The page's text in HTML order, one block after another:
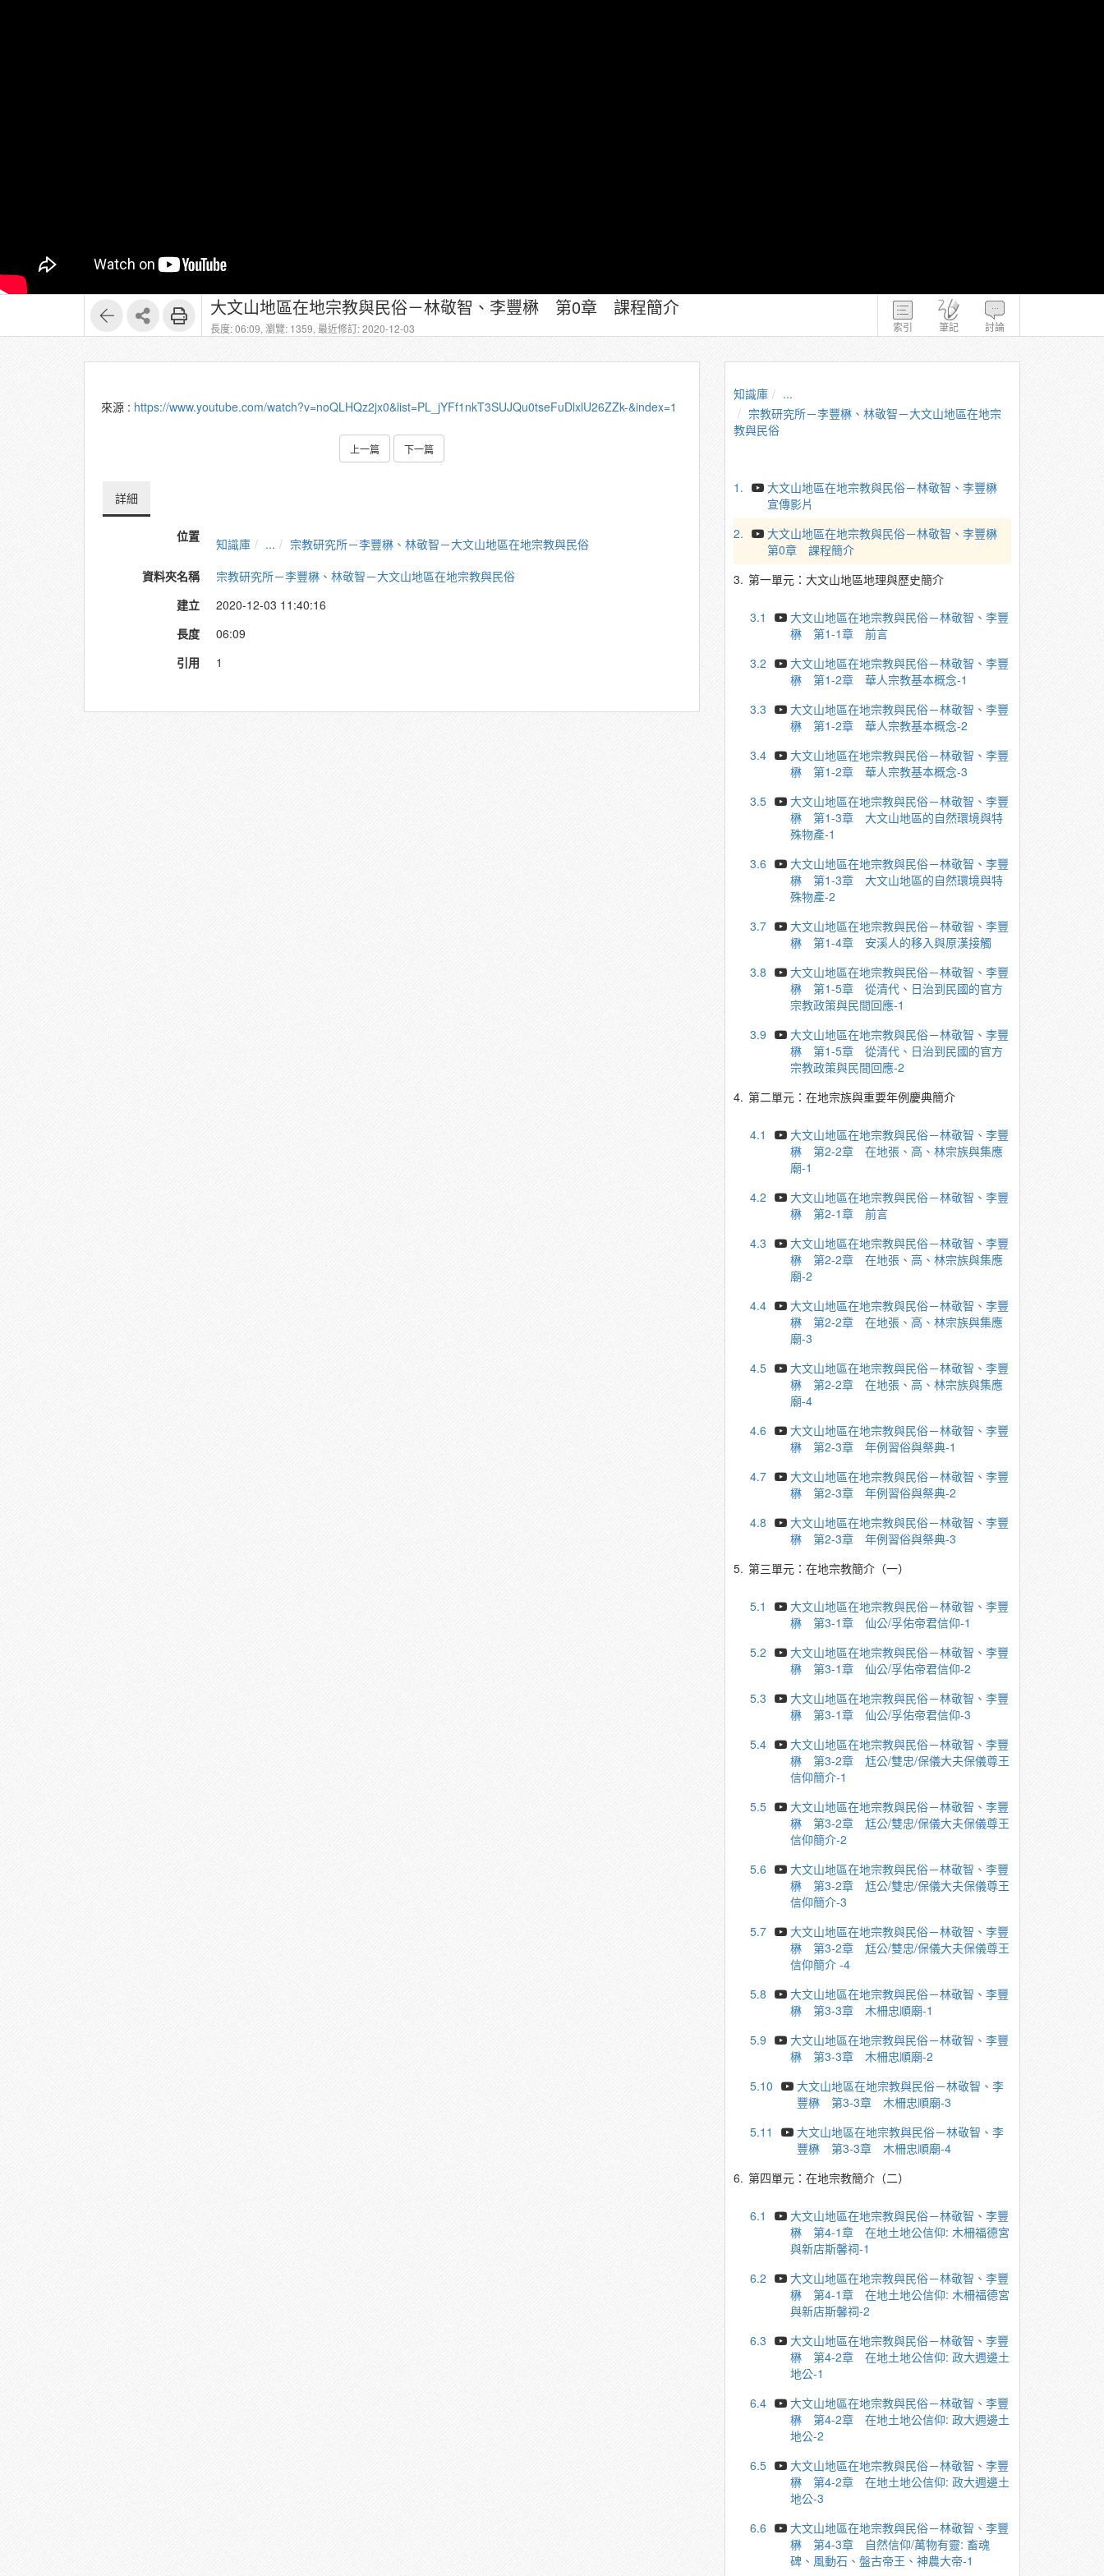
索引 筆記 討論
大文山地區在地宗教與民俗－林敬智、李豐楙 第0章 課程簡介
長度: 06:09, 瀏覽: 1359, 最近修訂: 2020-12-03
來源 : https://www.youtube.com/watch?v=noQLHQz2jx0&list=PL_jYFf1nkT3SUJQu0tseFuDlxlU26ZZk-&index=1
上一篇 下一篇
詳細
位置 知識庫 ...
宗教研究所－李豐楙、林敬智－大文山地區在地宗教與民俗
資料夾名稱
宗教研究所－李豐楙、林敬智－大文山地區在地宗教與民俗
建立
2020-12-03 11:40:16
長度
06:09
引用
1
知識庫
...
宗教研究所－李豐楙、林敬智－大文山地區在地宗
教與民俗
1.
大文山地區在地宗教與民俗－林敬智、李豐楙
宣傳影片
2.
大文山地區在地宗教與民俗－林敬智、李豐楙
第0章 課程簡介
3. 第一單元：大文山地區地理與歷史簡介
3.1
大文山地區在地宗教與民俗－林敬智、李豐
楙 第1-1章 前言
3.2
大文山地區在地宗教與民俗－林敬智、李豐
楙 第1-2章 華人宗教基本概念-1
3.3
大文山地區在地宗教與民俗－林敬智、李豐
楙 第1-2章 華人宗教基本概念-2
3.4
大文山地區在地宗教與民俗－林敬智、李豐
楙 第1-2章 華人宗教基本概念-3
3.5
大文山地區在地宗教與民俗－林敬智、李豐
楙 第1-3章 大文山地區的自然環境與特
殊物產-1
3.6
大文山地區在地宗教與民俗－林敬智、李豐
楙 第1-3章 大文山地區的自然環境與特
殊物產-2
3.7
大文山地區在地宗教與民俗－林敬智、李豐
楙 第1-4章 安溪人的移入與原漢接觸
3.8
大文山地區在地宗教與民俗－林敬智、李豐
楙 第1-5章 從清代、日治到民國的官方
宗教政策與民間回應-1
3.9
大文山地區在地宗教與民俗－林敬智、李豐
楙 第1-5章 從清代、日治到民國的官方
宗教政策與民間回應-2
4. 第二單元：在地宗族與重要年例慶典簡介
4.1
大文山地區在地宗教與民俗－林敬智、李豐
楙 第2-2章 在地張、高、林宗族與集應
廟-1
4.2
大文山地區在地宗教與民俗－林敬智、李豐
楙 第2-1章 前言
4.3
大文山地區在地宗教與民俗－林敬智、李豐
楙 第2-2章 在地張、高、林宗族與集應
廟-2
4.4
大文山地區在地宗教與民俗－林敬智、李豐
楙 第2-2章 在地張、高、林宗族與集應
廟-3
4.5
大文山地區在地宗教與民俗－林敬智、李豐
楙 第2-2章 在地張、高、林宗族與集應
廟-4
4.6
大文山地區在地宗教與民俗－林敬智、李豐
楙 第2-3章 年例習俗與祭典-1
4.7
大文山地區在地宗教與民俗－林敬智、李豐
楙 第2-3章 年例習俗與祭典-2
4.8
大文山地區在地宗教與民俗－林敬智、李豐
楙 第2-3章 年例習俗與祭典-3
5. 第三單元：在地宗教簡介（一）
5.1
大文山地區在地宗教與民俗－林敬智、李豐
楙 第3-1章 仙公/孚佑帝君信仰-1
5.2
大文山地區在地宗教與民俗－林敬智、李豐
楙 第3-1章 仙公/孚佑帝君信仰-2
5.3
大文山地區在地宗教與民俗－林敬智、李豐
楙 第3-1章 仙公/孚佑帝君信仰-3
5.4
大文山地區在地宗教與民俗－林敬智、李豐
楙 第3-2章 尪公/雙忠/保儀大夫保儀尊王
信仰簡介-1
5.5
大文山地區在地宗教與民俗－林敬智、李豐
楙 第3-2章 尪公/雙忠/保儀大夫保儀尊王
信仰簡介-2
5.6
大文山地區在地宗教與民俗－林敬智、李豐
楙 第3-2章 尪公/雙忠/保儀大夫保儀尊王
信仰簡介-3
5.7
大文山地區在地宗教與民俗－林敬智、李豐
楙 第3-2章 尪公/雙忠/保儀大夫保儀尊王
信仰簡介 -4
5.8
大文山地區在地宗教與民俗－林敬智、李豐
楙 第3-3章 木柵忠順廟-1
5.9
大文山地區在地宗教與民俗－林敬智、李豐
楙 第3-3章 木柵忠順廟-2
5.10
大文山地區在地宗教與民俗－林敬智、李
豐楙 第3-3章 木柵忠順廟-3
5.11
大文山地區在地宗教與民俗－林敬智、李
豐楙 第3-3章 木柵忠順廟-4
6. 第四單元：在地宗教簡介（二）
6.1
大文山地區在地宗教與民俗－林敬智、李豐
楙 第4-1章 在地土地公信仰: 木柵福德宮
與新店斯馨祠-1
6.2
大文山地區在地宗教與民俗－林敬智、李豐
楙 第4-1章 在地土地公信仰: 木柵福德宮
與新店斯馨祠-2
6.3
大文山地區在地宗教與民俗－林敬智、李豐
楙 第4-2章 在地土地公信仰: 政大週邊土
地公-1
6.4
大文山地區在地宗教與民俗－林敬智、李豐
楙 第4-2章 在地土地公信仰: 政大週邊土
地公-2
6.5
大文山地區在地宗教與民俗－林敬智、李豐
楙 第4-2章 在地土地公信仰: 政大週邊土
地公-3
6.6
大文山地區在地宗教與民俗－林敬智、李豐
楙 第4-3章 自然信仰/萬物有靈: 畜魂
碑、風動石、盤古帝王、神農大帝-1